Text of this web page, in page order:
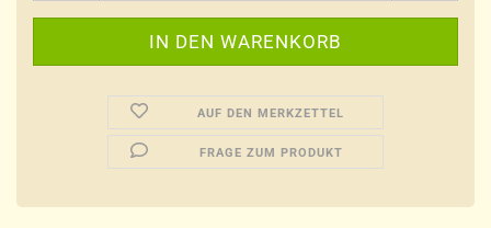
AUF DEN MERKZETTEL
FRAGE ZUM PRODUKT